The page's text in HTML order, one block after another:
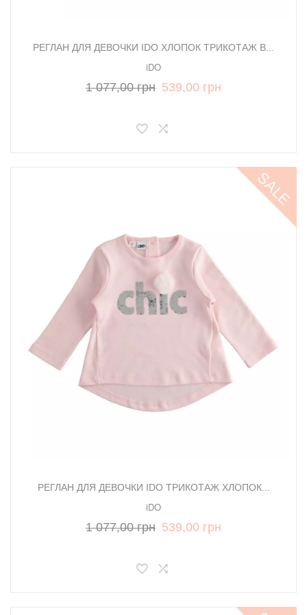
РЕГЛАН ДЛЯ ДЕВОЧКИ IDO ХЛОПОК ТРИКОТАЖ В...
iDO
1 077,00 грн 539,00 грн
SALE
РЕГЛАН ДЛЯ ДЕВОЧКИ IDO ТРИКОТАЖ ХЛОПОК...
iDO
1 077,00 грн 539,00 грн